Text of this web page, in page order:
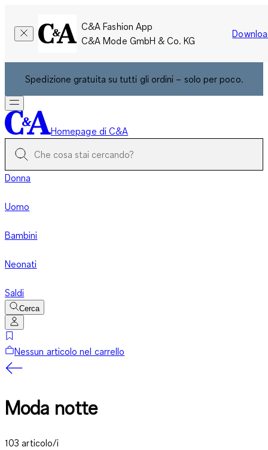
C&A Fashion App
C&A Mode GmbH & Co. KG
Spedizione gratuita su tutti gli ordini – solo per poco.
Homepage di C&A
Donna
Uomo
Bambini
Neonati
Saldi
Cerca
Nessun articolo nel carrello
Moda notte
103 articolo/i